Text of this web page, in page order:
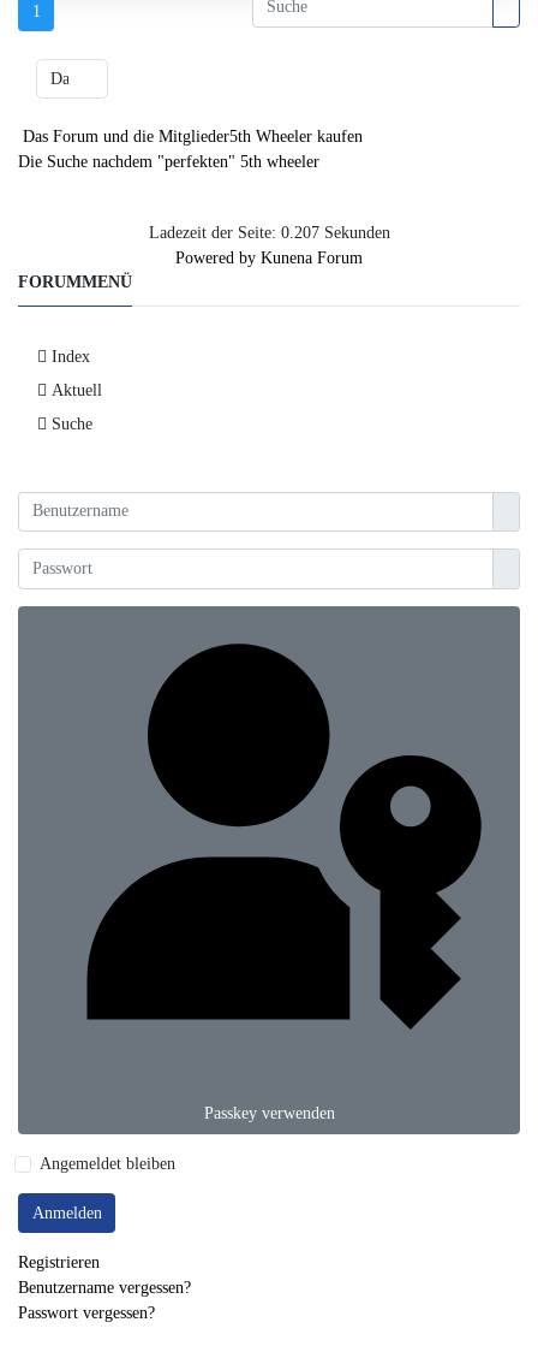
1
Das Forum und die Mitglieder5th Wheeler kaufen
Die Suche nachdem "perfekten" 5th wheeler
Ladezeit der Seite: 0.207 Sekunden
Powered by Kunena Forum
FORUMMENÜ
Index
Aktuell
Suche
Passkey verwenden
Angemeldet bleiben
Anmelden
Registrieren
Benutzername vergessen?
Passwort vergessen?